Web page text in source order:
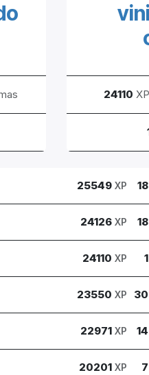
24110 XP
25549 XP 18
24126 XP 18
24110 XP 1
23550 XP 30
22971 XP 14
20201 XP 7